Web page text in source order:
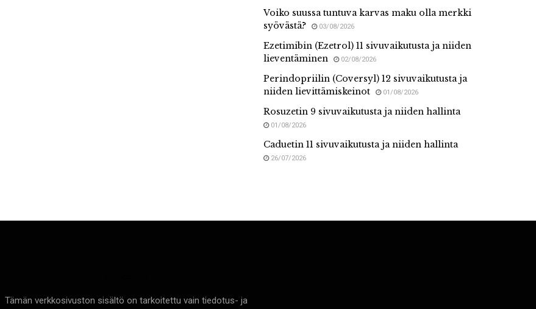
Voiko suussa tuntuva karvas maku olla merkki
syövästä?
03/08/2026
Ezetimibin (Ezetrol) 11 sivuvaikutusta ja niiden
lieventäminen
02/08/2026
Perindopriilin (Coversyl) 12 sivuvaikutusta ja
niiden lievittämiskeinot
01/08/2026
Rosuzetin 9 sivuvaikutusta ja niiden hallinta
01/08/2026
Caduetin 11 sivuvaikutusta ja niiden hallinta
26/07/2026
Tämän verkkosivuston sisältö on tarkoitettu vain tiedotus- ja